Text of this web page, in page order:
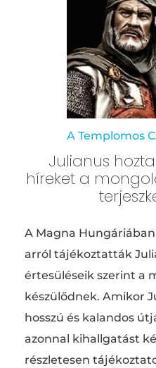
A Templomos
Julianus
híreket a
A Magna
arról tájékoztatták
értesüléseik szerint a
készülődnek. Amikor
hosszú és kalandos
azonnal kihallgatást
részletesen